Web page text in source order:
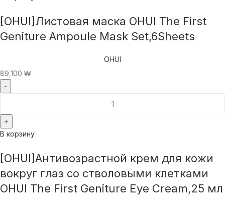
[OHUI]Листовая маска OHUI The First
Geniture Ampoule Mask Set,6Sheets
OHUI
89,100 ₩
В корзину
[OHUI]Антивозрастной крем для кожи
вокруг глаз со стволовыми клетками
OHUI The First Geniture Eye Cream,25 мл